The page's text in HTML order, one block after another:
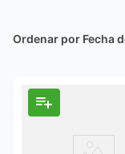
Ordenar por Fecha